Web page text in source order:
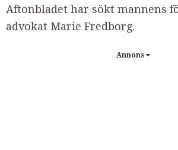
Aftonbladet har sökt mannens
advokat Marie Fredborg.
Annons